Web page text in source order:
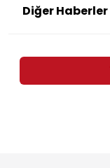
Diğer Haberler